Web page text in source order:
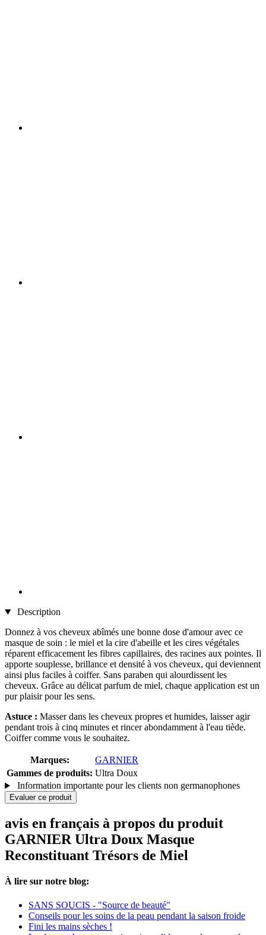
Description
Donnez à vos cheveux abîmés une bonne dose d'amour avec ce
masque de soin : le miel et la cire d'abeille et les cires végétales
réparent efficacement les fibres capillaires, des racines aux pointes. Il
apporte souplesse, brillance et densité à vos cheveux, qui deviennent
ainsi plus faciles à coiffer. Sans paraben qui alourdissent les
cheveux. Grâce au délicat parfum de miel, chaque application est un
pur plaisir pour les sens.
Astuce : Masser dans les cheveux propres et humides, laisser agir
pendant trois à cinq minutes et rincer abondamment à l'eau tiède.
Coiffer comme vous le souhaitez.
Marques:
GARNIER
Gammes de produits: Ultra Doux
Information importante pour les clients non germanophones
Evaluer ce produit
avis en français à propos du produit
GARNIER Ultra Doux Masque
Reconstituant Trésors de Miel
À lire sur notre blog:
SANS SOUCIS - "Source de beauté"
Conseils pour les soins de la peau pendant la saison froide
Fini les mains sèches !